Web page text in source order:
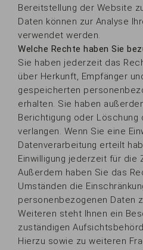
Bereitstellung der Website
Daten können zur Analyse
verwendet werden.
Welche Rechte haben Sie
Sie haben jederzeit das
über Herkunft, Empfänger
gespeicherten
erhalten. Sie haben
Berichtigung oder Löschung
verlangen. Wenn Sie eine
Datenverarbeitung erteilt
Einwilligung jederzeit für die
Außerdem haben Sie das
Umständen die
personenbezogenen Daten
Weiteren steht Ihnen ein
zuständigen
Hierzu sowie zu weiteren